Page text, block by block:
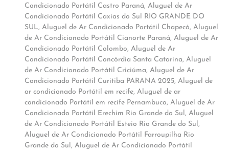
Condicionado Portátil Castro Paraná, Aluguel de Ar
Condicionado Portátil Caxias do Sul RIO GRANDE DO
SUL, Aluguel de Ar Condicionado Portátil Chapecó, Aluguel
de Ar Condicionado Portátil Cianorte Paraná, Aluguel de Ar
Condicionado Portátil Colombo, Aluguel de Ar
Condicionado Portátil Concórdia Santa Catarina, Aluguel
de Ar Condicionado Portátil Criciúma, Aluguel de Ar
Condicionado Portátil Curitiba PARANA 2025, Aluguel de
ar condicionado Portátil em recife, Aluguel de ar
condicionado Portátil em recife Pernambuco, Aluguel de Ar
Condicionado Portátil Erechim Rio Grande do Sul, Aluguel
de Ar Condicionado Portátil Esteio Rio Grande do Sul,
Aluguel de Ar Condicionado Portátil Farroupilha Rio
Grande do Sul, Aluguel de Ar Condicionado Portátil